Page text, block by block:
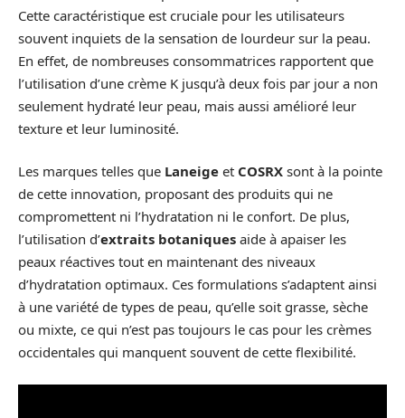
Cette caractéristique est cruciale pour les utilisateurs
souvent inquiets de la sensation de lourdeur sur la peau.
En effet, de nombreuses consommatrices rapportent que
l’utilisation d’une crème K jusqu’à deux fois par jour a non
seulement hydraté leur peau, mais aussi amélioré leur
texture et leur luminosité.
Les marques telles que Laneige et COSRX sont à la pointe
de cette innovation, proposant des produits qui ne
compromettent ni l’hydratation ni le confort. De plus,
l’utilisation d’extraits botaniques aide à apaiser les
peaux réactives tout en maintenant des niveaux
d’hydratation optimaux. Ces formulations s’adaptent ainsi
à une variété de types de peau, qu’elle soit grasse, sèche
ou mixte, ce qui n’est pas toujours le cas pour les crèmes
occidentales qui manquent souvent de cette flexibilité.